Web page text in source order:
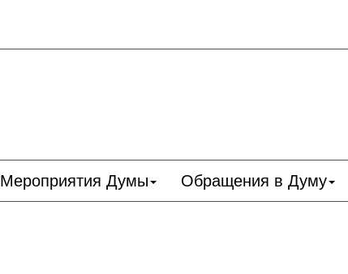
Мероприятия Думы Обращения в Думу